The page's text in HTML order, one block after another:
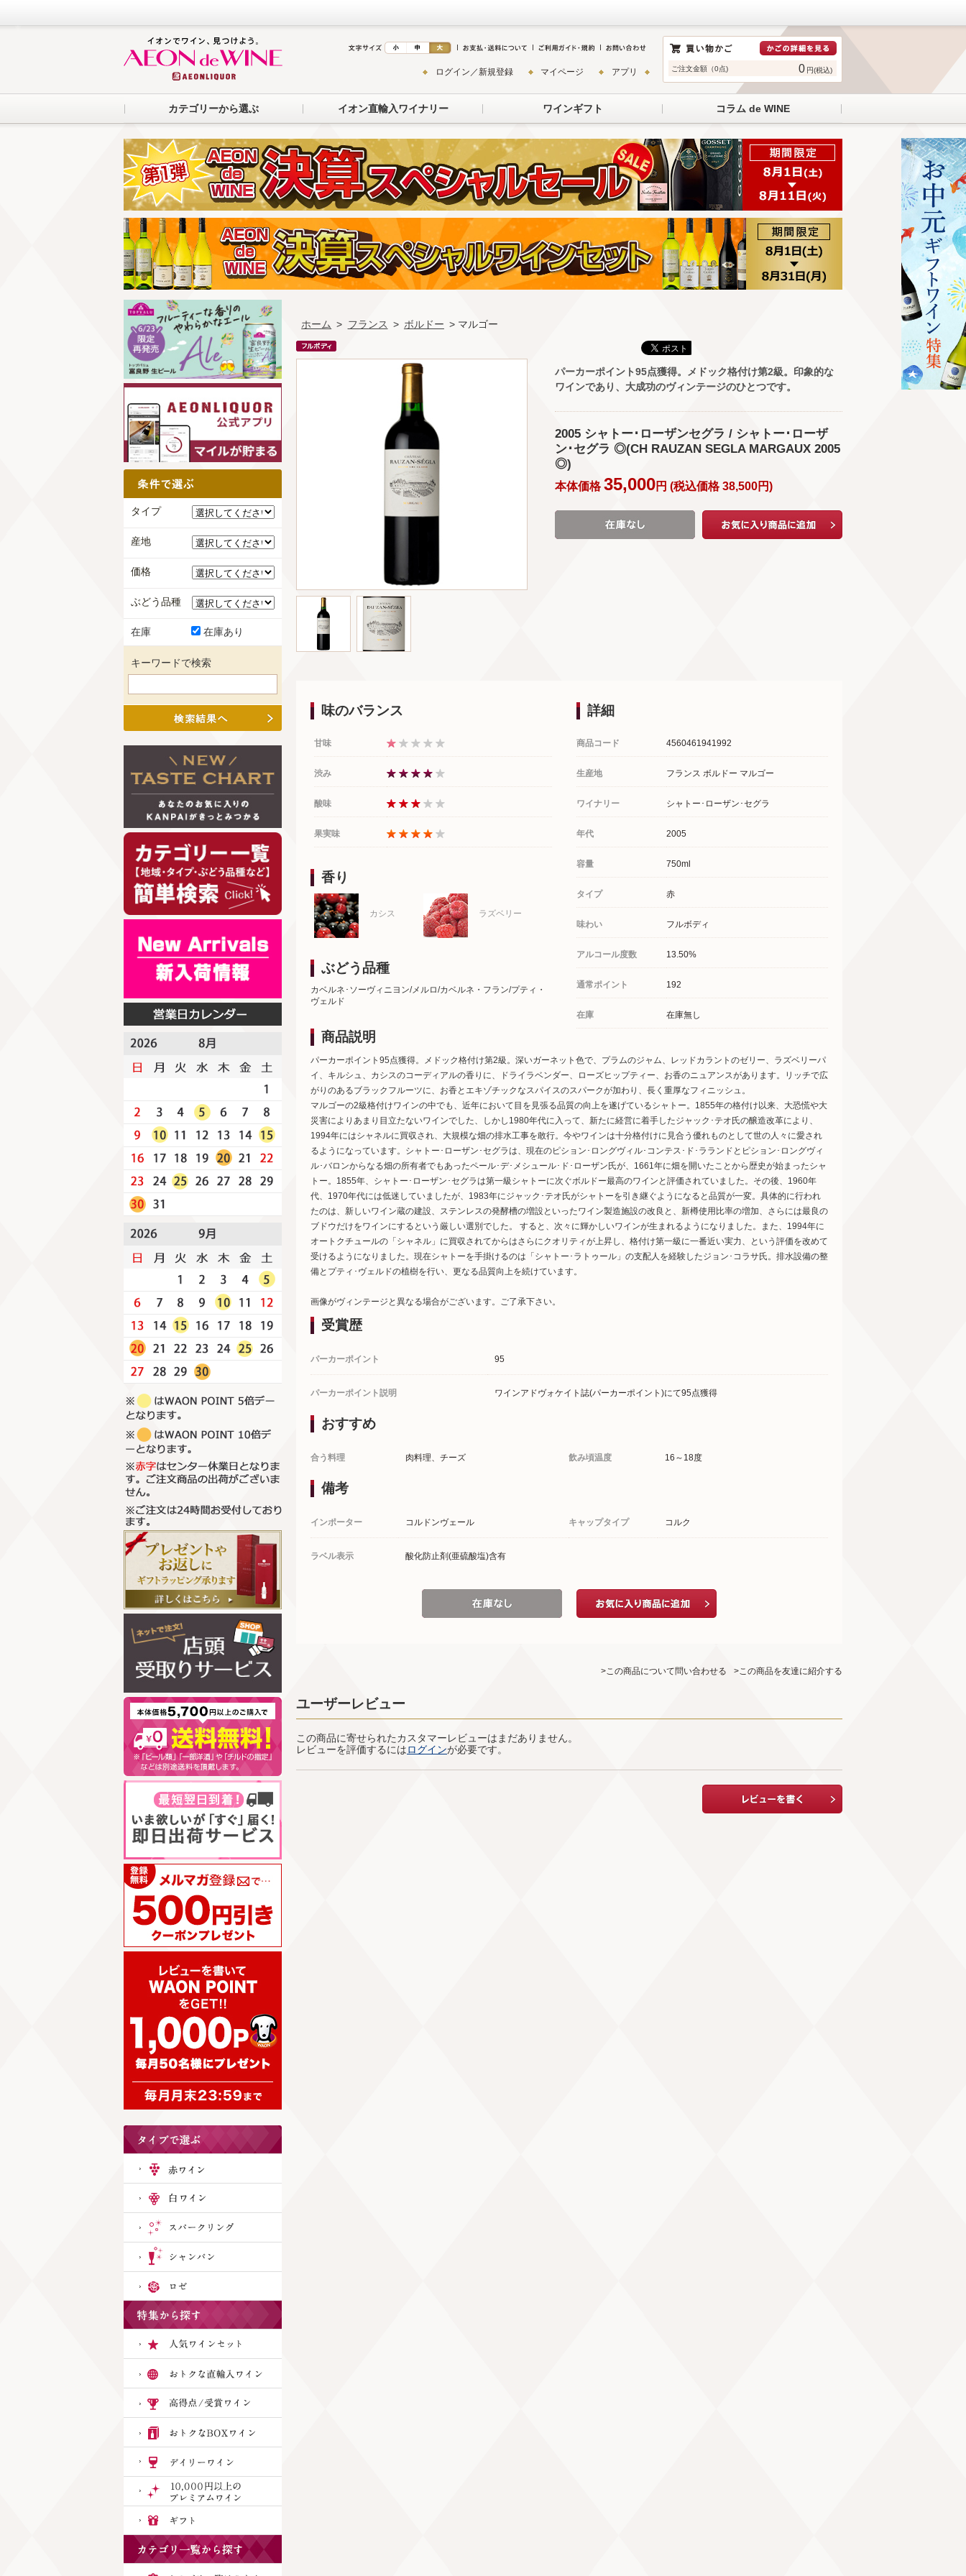
ご注文金額（0点) 0 円(税込)
ログイン／新規登録 マイページ アプリ
カテゴリーから選ぶ イオン直輸入ワイナリー ワインギフト コラム de WINE
ホーム > フランス > ボルドー > マルゴー
パーカーポイント95点獲得。メドック格付け第2級。印象的な
ワインであり、大成功のヴィンテージのひとつです。
2005 シャトー･ローザンセグラ / シャトー･ローザ
ン･セグラ ◎(CH RAUZAN SEGLA MARGAUX 2005
◎)
本体価格35,000円 (税込価格38,500円)
詳細
商品コード 4560461941992
生産地 フランス ボルドー マルゴー
ワイナリー シャトー･ローザン･セグラ
年代 2005
容量 750ml
タイプ 赤
味わい フルボディ
アルコール度数 13.50%
通常ポイント 192
在庫 在庫無し
味のバランス
甘味
渋み
酸味
果実味
香り
カシス ラズベリー
ぶどう品種
カベルネ･ソーヴィニヨン/メルロ/カベルネ・フラン/プティ・
ヴェルド
商品説明
パーカーポイント95点獲得。メドック格付け第2級。深いガーネット色で、プラムのジャム、レッドカラントのゼリー、ラズベリーパ
イ、キルシュ、カシスのコーディアルの香りに、ドライラベンダー、ローズヒップティー、お香のニュアンスがあります。リッチで広
がりのあるブラックフルーツに、お香とエキゾチックなスパイスのスパークが加わり、長く重厚なフィニッシュ。
マルゴーの2級格付けワインの中でも、近年において目を見張る品質の向上を遂げているシャトー。1855年の格付け以来、大恐慌や大
災害によりあまり目立たないワインでした、しかし1980年代に入って、新たに経営に着手したジャック･テオ氏の醸造改革により、
1994年にはシャネルに買収され、大規模な畑の排水工事を敢行。今やワインは十分格付けに見合う優れものとして世の人々に愛され
るようになっています。シャトー･ローザン･セグラは、現在のピション･ロングヴィル･コンテス･ド･ラランドとピション･ロングヴィ
ル･バロンからなる畑の所有者でもあったペール･デ･メシュール･ド･ローザン氏が、1661年に畑を開いたことから歴史が始まったシャ
トー。1855年、シャトー･ローザン･セグラは第一級シャトーに次ぐボルドー最高のワインと評価されていました。その後、1960年
代、1970年代には低迷していましたが、1983年にジャック･テオ氏がシャトーを引き継ぐようになると品質が一変。具体的に行われ
たのは、新しいワイン蔵の建設、ステンレスの発酵槽の増設といったワイン製造施設の改良と、新樽使用比率の増加、さらには最良の
ブドウだけをワインにするという厳しい選別でした。 すると、次々に輝かしいワインが生まれるようになりました。また、1994年に
オートクチュールの「シャネル」に買収されてからはさらにクオリティが上昇し、格付け第一級に一番近い実力、という評価を改めて
受けるようになりました。現在シャトーを手掛けるのは「シャトー･ラトゥール」の支配人を経験したジョン･コラサ氏。排水設備の整
備とプティ･ヴェルドの植樹を行い、更なる品質向上を続けています。
画像がヴィンテージと異なる場合がございます。ご了承下さい。
受賞歴
パーカーポイント 95
パーカーポイント説明 ワインアドヴォケイト誌(パーカーポイント)にて95点獲得
おすすめ
合う料理 肉料理、チーズ 飲み頃温度 16～18度
備考
インポーター コルドンヴェール キャップタイプ コルク
ラベル表示 酸化防止剤(亜硫酸塩)含有
>この商品について問い合わせる >この商品を友達に紹介する
ユーザーレビュー
この商品に寄せられたカスタマーレビューはまだありません。
レビューを評価するにはログインが必要です。
タイプ
産地
価格
ぶどう品種
在庫 在庫あり
キーワードで検索